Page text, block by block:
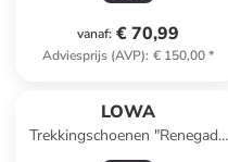
vanaf: € 70,99
Adviesprijs (AVP): € 150,00*
LOWA
Trekkingschoenen "Renegade
Evo GTX Mid" bruin